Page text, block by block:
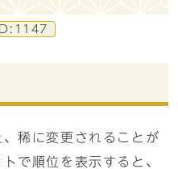
ID:1147
稀に変更されることが
で順位を表示すると、